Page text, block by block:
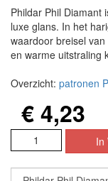
Phildar Phil Diamant
luxe glans. In het
waardoor breisel
en warme uitstraling
Overzicht: patronen
€ 4,23